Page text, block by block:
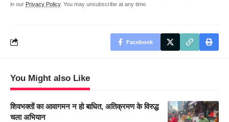
in our Privacy Policy. You may unsubscribe at any time.
Facebook
You Might also Like
शिवभक्तों का आवागमन न हो बाधित, अतिक्रमण के विरुद्ध
चला अभियान